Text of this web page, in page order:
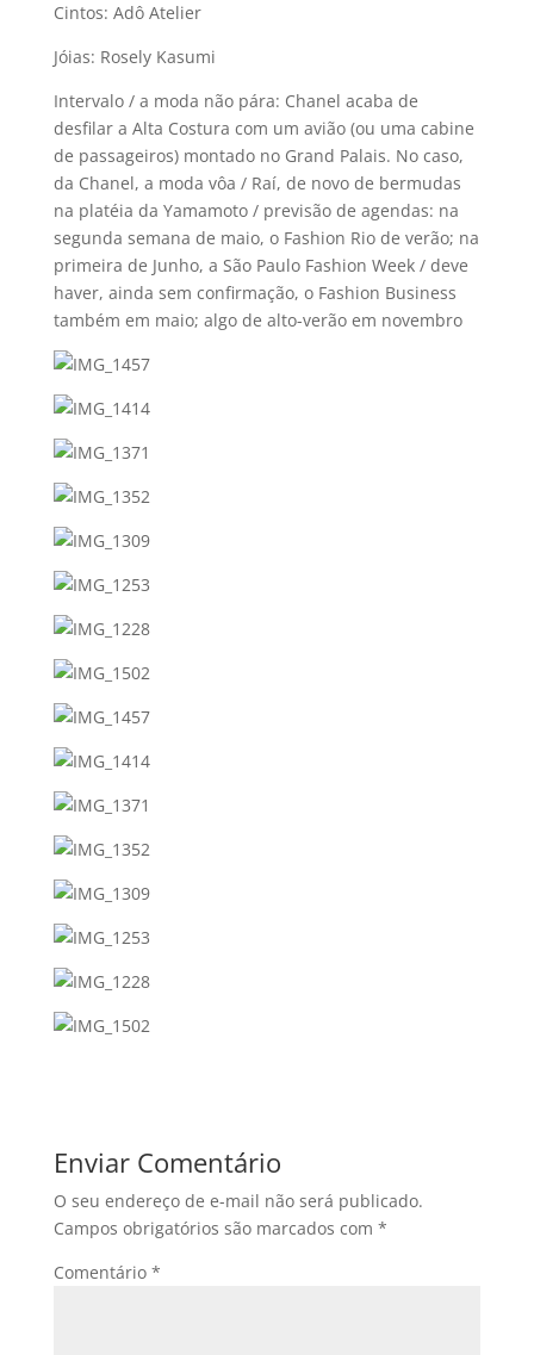
Cintos: Adô Atelier
Jóias: Rosely Kasumi
Intervalo / a moda não pára: Chanel acaba de
desfilar a Alta Costura com um avião (ou uma cabine
de passageiros) montado no Grand Palais. No caso,
da Chanel, a moda vôa / Raí­, de novo de bermudas
na platéia da Yamamoto / previsão de agendas: na
segunda semana de maio, o Fashion Rio de verão; na
primeira de Junho, a São Paulo Fashion Week / deve
haver, ainda sem confirmação, o Fashion Business
também em maio; algo de alto-verão em novembro
Enviar Comentário
O seu endereço de e-mail não será publicado.
Campos obrigatórios são marcados com *
Comentário *